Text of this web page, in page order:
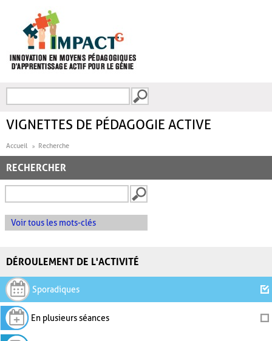
FORMULAIRE DE
VIGNETTES DE PÉDAGOGIE ACTIVE
Accueil Recherche
RECHERCHER
Voir tous les mots-clés
DÉROULEMENT DE L'ACTIVITÉ
Sporadiques
En plusieurs séances